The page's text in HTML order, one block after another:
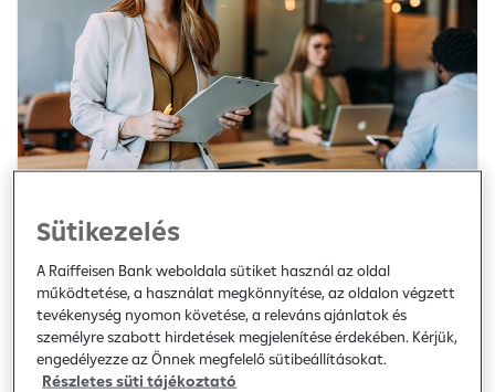
SZÁMLAVEZETÉS
Premium Banking számla
Havi 400 ezer Ft érkeztetése esetén, akár videós
tanácsadással.
Sütikezelés
A Raiffeisen Bank weboldala sütiket használ az oldal
működtetése, a használat megkönnyítése, az oldalon végzett
tevékenység nyomon követése, a releváns ajánlatok és
személyre szabott hirdetések megjelenítése érdekében. Kérjük,
engedélyezze az Önnek megfelelő sütibeállításokat.
Részletes süti tájékoztató